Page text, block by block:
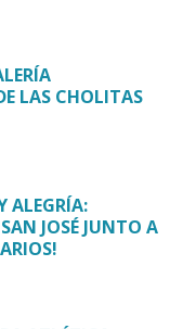
LAS CHOLITAS
ALEGRÍA:
JOSÉ JUNTO A